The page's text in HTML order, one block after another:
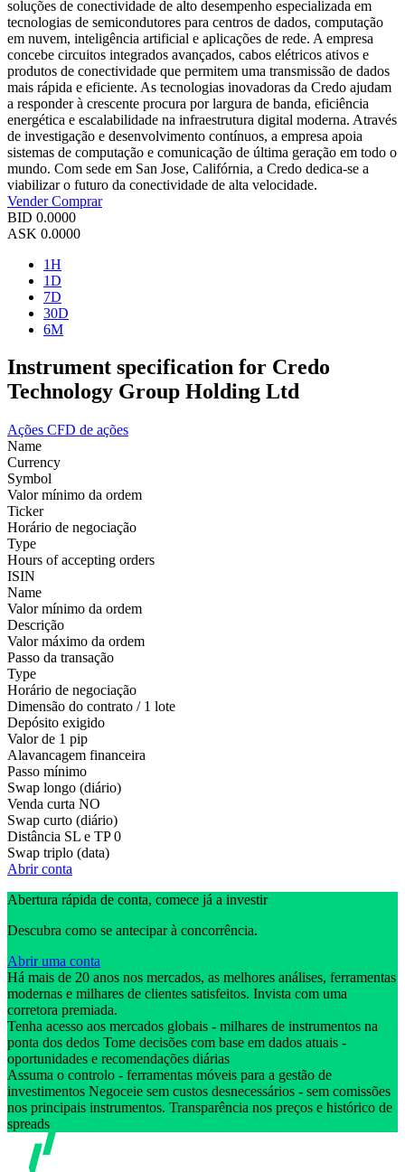
soluções de conectividade de alto desempenho especializada em
tecnologias de semicondutores para centros de dados, computação
em nuvem, inteligência artificial e aplicações de rede. A empresa
concebe circuitos integrados avançados, cabos elétricos ativos e
produtos de conectividade que permitem uma transmissão de dados
mais rápida e eficiente. As tecnologias inovadoras da Credo ajudam
a responder à crescente procura por largura de banda, eficiência
energética e escalabilidade na infraestrutura digital moderna. Através
de investigação e desenvolvimento contínuos, a empresa apoia
sistemas de computação e comunicação de última geração em todo o
mundo. Com sede em San Jose, Califórnia, a Credo dedica-se a
viabilizar o futuro da conectividade de alta velocidade.
VenderComprar
BID 0.0000
ASK 0.0000
1H
1D
7D
30D
6M
Instrument specification for Credo
Technology Group Holding Ltd
Ações CFD de ações
Name
Currency
Symbol
Valor mínimo da ordem
Ticker
Horário de negociação
Type
Hours of accepting orders
ISIN
Name
Valor mínimo da ordem
Descrição
Valor máximo da ordem
Passo da transação
Type
Horário de negociação
Dimensão do contrato / 1 lote
Depósito exigido
Valor de 1 pip
Alavancagem financeira
Passo mínimo
Swap longo (diário)
Venda curta NO
Swap curto (diário)
Distância SL e TP 0
Swap triplo (data)
Abrir conta
Abertura rápida de conta, comece já a investir
Descubra como se antecipar à concorrência.
Abrir uma conta
Há mais de 20 anos nos mercados, as melhores análises, ferramentas
modernas e milhares de clientes satisfeitos. Invista com uma
corretora premiada.
Tenha acesso aos mercados globais - milhares de instrumentos na
ponta dos dedos Tome decisões com base em dados atuais -
oportunidades e recomendações diárias
Assuma o controlo - ferramentas móveis para a gestão de
investimentos Negoceie sem custos desnecessários - sem comissões
nos principais instrumentos. Transparência nos preços e histórico de
spreads